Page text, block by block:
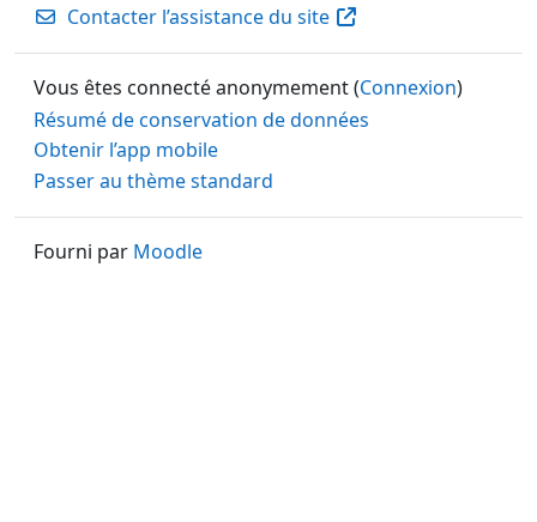
Contacter l’assistance du site
Vous êtes connecté anonymement (Connexion)
Résumé de conservation de données
Obtenir l’app mobile
Passer au thème standard
Fourni par Moodle